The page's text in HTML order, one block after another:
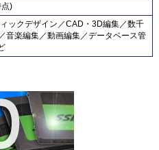
)
ックデザイン／CAD・3D編集／数千
音楽編集／動画編集／データベース管